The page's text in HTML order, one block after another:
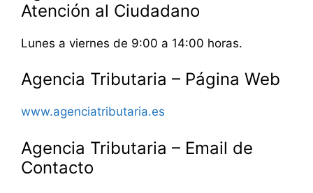
Atención al Ciudadano
Lunes a viernes de 9:00 a 14:00 horas.
Agencia Tributaria – Página Web
www.agenciatributaria.es
Agencia Tributaria – Email de
Contacto